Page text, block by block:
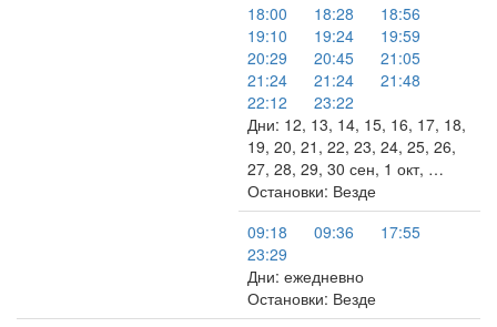
18:00
18:28
18:56
19:10
19:24
19:59
20:29
20:45
21:05
21:24
21:24
21:48
22:12
23:22
Дни: 12, 13, 14, 15, 16, 17, 18,
19, 20, 21, 22, 23, 24, 25, 26,
27, 28, 29, 30 сен, 1 окт, …
Остановки: Везде
09:18
09:36
17:55
23:29
Дни: ежедневно
Остановки: Везде